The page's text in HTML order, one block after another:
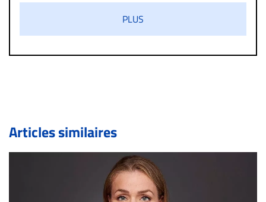
diffamatoire. Si malgré cette politique de modération,
un commentaire publié sur le site vous dérange, prenez
immédiatement contact par courriel (info@droit-
de validation, un droit de réponse.
Bien à vous,
La Rédaction de Droit-inc.com
PLUS
Articles similaires